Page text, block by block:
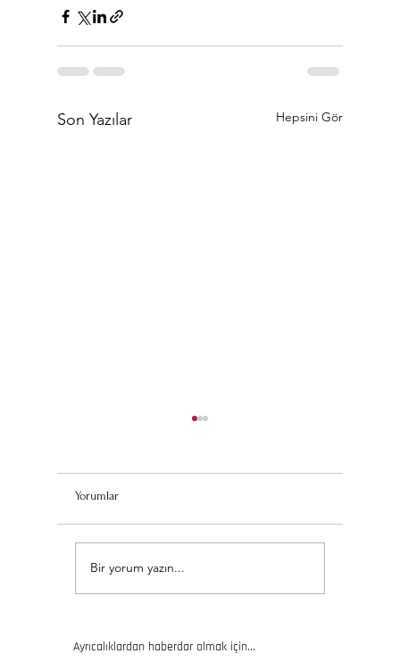
Son Yazılar Hepsini Gör
Önce Bilmeniz Gereken 5
Şey
Yorumlar
Bir yorum yazın...
Ayrıcalıklardan haberdar olmak için...